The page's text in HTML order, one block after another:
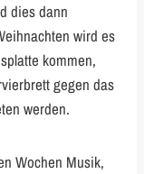
dies dann
wird es
kommen,
gegen das
werden.
Wochen Musik,